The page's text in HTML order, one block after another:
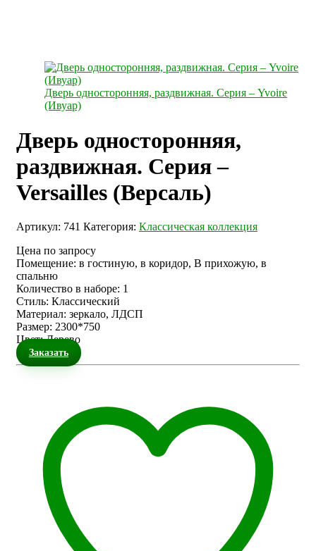
Дверь односторонняя, раздвижная. Серия – Yvoire
(Ивуар)
Дверь односторонняя,
раздвижная. Серия –
Versailles (Версаль)
Артикул: 741 Категория: Классическая коллекция
Цена по запросу
Помещение: в гостиную, в коридор, В прихожую, в
спальню
Количество в наборе: 1
Стиль: Классический
Материал: зеркало, ЛДСП
Размер: 2300*750
Цвет:Дерево
Заказать